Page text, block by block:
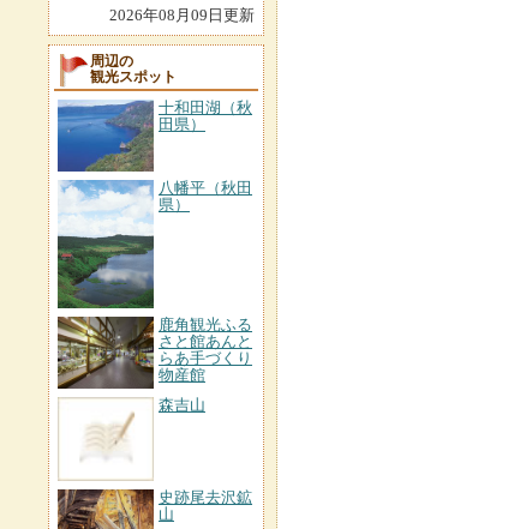
2026年08月09日更新
周辺の
観光スポット
十和田湖（秋
田県）
八幡平（秋田
県）
鹿角観光ふる
さと館あんと
らあ手づくり
物産館
森吉山
史跡尾去沢鉱
山